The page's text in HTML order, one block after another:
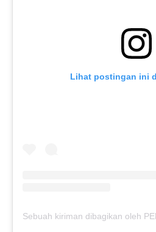
Lihat postingan ini